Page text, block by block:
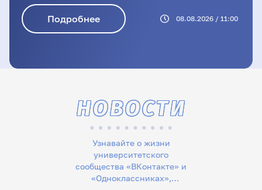
Подробнее 08.08.2026 / 11:00
Узнавайте о жизни
университетского
сообщества «ВКонтакте» и
«Одноклассниках»,
НОВОСТИ